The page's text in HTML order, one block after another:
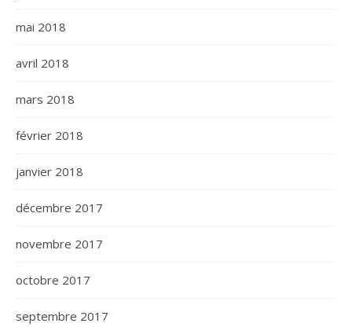
mai 2018
avril 2018
mars 2018
février 2018
janvier 2018
décembre 2017
novembre 2017
octobre 2017
septembre 2017